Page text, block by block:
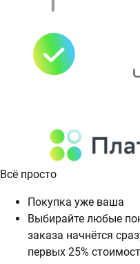
Всё просто
Покупка уже ваша
Выбирайте любые
заказа начнётся
первых 25%